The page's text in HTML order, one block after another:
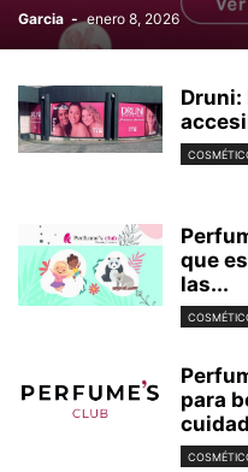
Garcia - enero 8, 2026
Druni:
que
las...
para